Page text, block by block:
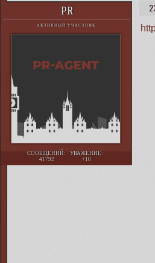
PR
АКТИВНЫЙ УЧАСТНИК
СООБЩЕНИЙ:
41792
УВАЖЕНИЕ:
+10